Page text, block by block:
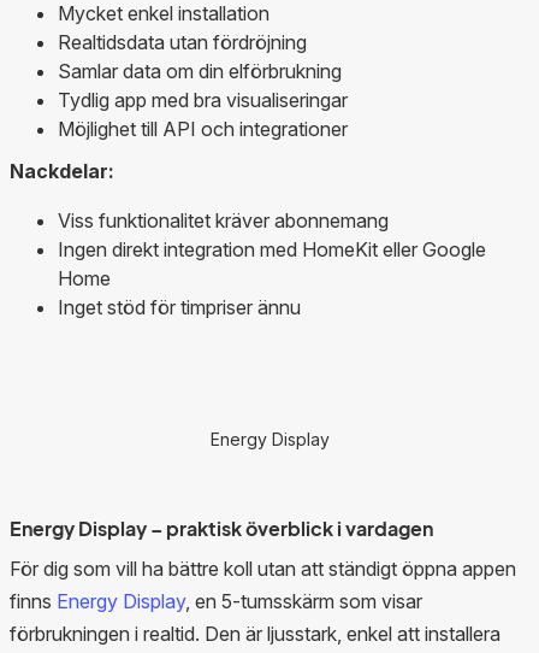
Mycket enkel installation
Realtidsdata utan fördröjning
Samlar data om din elförbrukning
Tydlig app med bra visualiseringar
Möjlighet till API och integrationer
Nackdelar:
Viss funktionalitet kräver abonnemang
Ingen direkt integration med HomeKit eller Google
Home
Inget stöd för timpriser ännu
Energy Display
Energy Display – praktisk överblick i vardagen
För dig som vill ha bättre koll utan att ständigt öppna appen
finns Energy Display, en 5-tumsskärm som visar
förbrukningen i realtid. Den är ljusstark, enkel att installera